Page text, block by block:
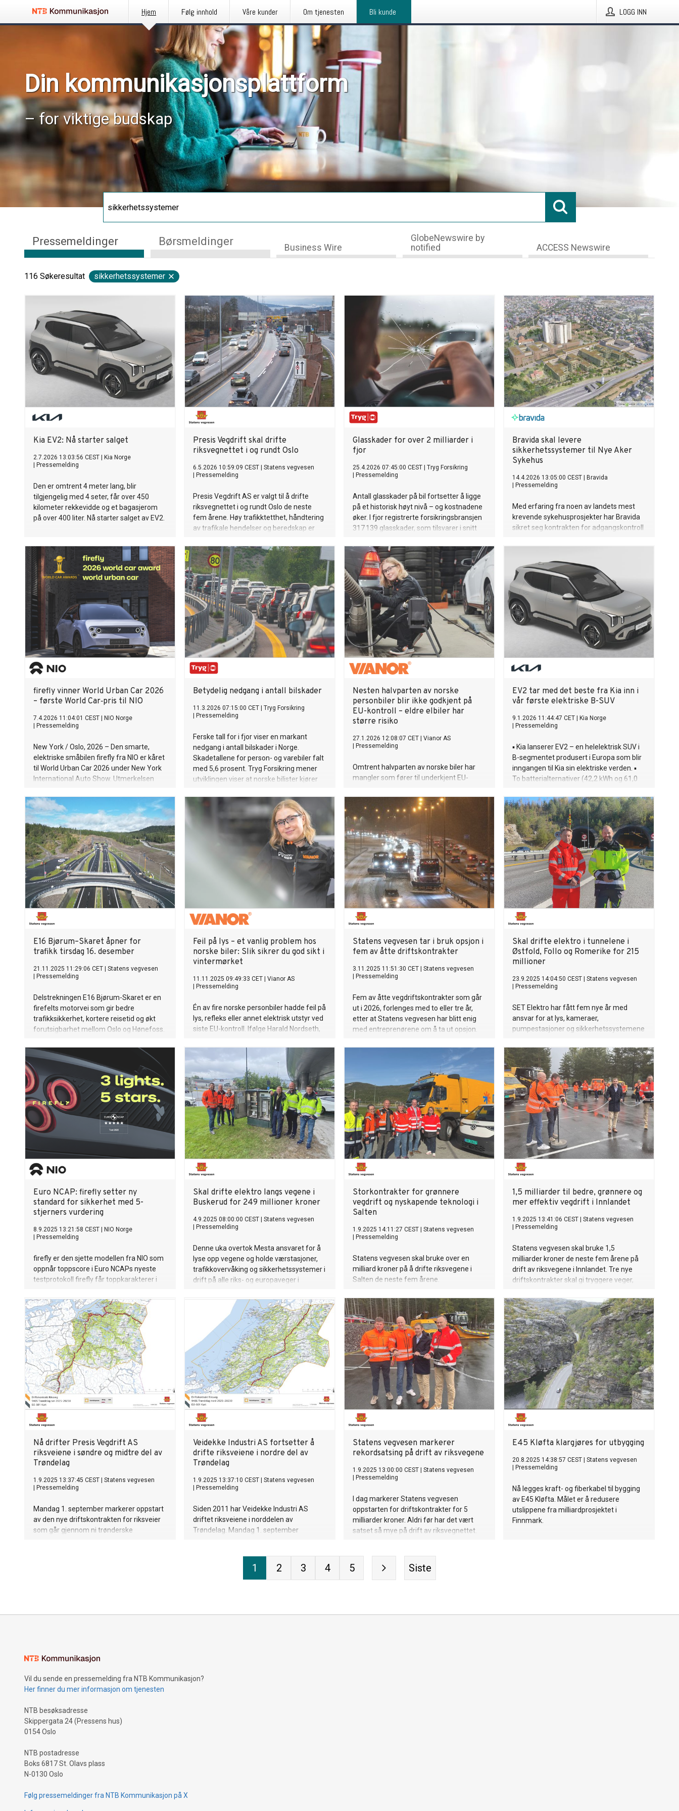
Hjem Følg innhold Våre kunder Om tjenesten Bli kunde LOGG INN
Din kommunikasjonsplattform
– for viktige budskap
Pressemeldinger Børsmeldinger Business Wire
GlobeNewswire by
notified
ACCESS Newswire
116 Søkeresultat sikkerhetssystemer
Kia EV2: Nå starter salget
2.7.2026 13:03:56 CEST
Kia Norge
Pressemelding
Den er omtrent 4 meter lang, blir
tilgjengelig med 4 seter, får over 450
kilometer rekkevidde og et bagasjerom
på over 400 liter. Nå starter salget av EV2.
Presis Vegdrift skal drifte
riksvegnettet i og rundt Oslo
6.5.2026 10:59:09 CEST
Statens vegvesen
Pressemelding
Presis Vegdrift AS er valgt til å drifte
riksvegnettet i og rundt Oslo de neste
fem årene. Høy trafikktetthet, håndtering
av trafikale hendelser og beredskap er
hovedstadsområdet.
Glasskader for over 2 milliarder i
fjor
25.4.2026 07:45:00 CEST
Tryg Forsikring
Pressemelding
Antall glasskader på bil fortsetter å ligge
på et historisk høyt nivå – og kostnadene
øker. I fjor registrerte forsikringsbransjen
317 139 glasskader, som tilsvarer i snitt
høysesong for glasskader, med småstein
og grus i veibanen.
Bravida skal levere
sikkerhetssystemer til Nye Aker
Sykehus
14.4.2026 13:05:00 CEST
Bravida
Pressemelding
Med erfaring fra noen av landets mest
krevende sykehusprosjekter har Bravida
sikret seg kontrakten for adgangskontroll
Sykehus. Avtalen er inngått med Helse
Sør-Øst RHF og har en verdi på 93,4
millioner kroner.
firefly vinner World Urban Car 2026
– første World Car‑pris til NIO
7.4.2026 11:04:01 CEST
NIO Norge
Pressemelding
New York / Oslo, 2026 – Den smarte,
elektriske småbilen firefly fra NIO er kåret
til World Urban Car 2026 under New York
International Auto Show. Utmerkelsen
bilindustriens mest prestisjetunge og
innflytelsesrike priser. Dette er første
gang både NIO og firefly mottar en World
Car‑pris.
Betydelig nedgang i antall bilskader
11.3.2026 07:15:00 CET
Tryg Forsikring
Pressemelding
Ferske tall for i fjor viser en markant
nedgang i antall bilskader i Norge.
Skadetallene for person- og varebiler falt
med 5,6 prosent. Tryg Forsikring mener
utviklingen viser at norske bilister kjører
Nesten halvparten av norske
personbiler blir ikke godkjent på
EU-kontroll – eldre elbiler har
større risiko
27.1.2026 12:08:07 CET
Vianor AS
Pressemelding
Omtrent halvparten av norske biler har
mangler som fører til underkjent EU-
bremsesystemet. Dette kommer frem av
Statens Vegvesens kontrollstatistikk for
2025. Harald Nordseth, bilservicesjef i
Vianor, peker på for lite fysisk bruk av
bremsene og mangelfullt vedlikehold
som sentrale årsaker – særlig hos elbiler.
EV2 tar med det beste fra Kia inn i
vår første elektriske B-SUV
9.1.2026 11:44:47 CET
Kia Norge
Pressemelding
▪ Kia lanserer EV2 – en helelektrisk SUV i
B-segmentet produsert i Europa som blir
inngangen til Kia sin elektriske verden. ▪
To batterialternativer (42,2 kWh og 61,0
rekkevidde på opptil henholdsvis 317 og
448 kilometer (WLTP) ▪ EV2 kombinerer
toppmoderne teknologi med smarte
sikkerhetssystemer og avanserte
tilkoblingsløsninger ▪ Avansert
infotainmentsystem med trippelskjerm,
OTA-oppdateringer og Kia Upgrades
tilgjengelig ▪ Kompakte ytre mål gir likevel
et romslig og fleksibelt interiør med
skyvbare og regulerbare bakseter og
bagasjerom på opptil 403 liter ▪ Allsidig
design gjør EV2 egnet som familiens
hovedbil og gjør elektrisk mobilitet
tilgjengelig for flere.
E16 Bjørum–Skaret åpner for
trafikk tirsdag 16. desember
21.11.2025 11:29:06 CET
Statens vegvesen
Pressemelding
Delstrekningen E16 Bjørum-Skaret er en
firefelts motorvei som gir bedre
trafikksikkerhet, kortere reisetid og økt
forutsigbarhet mellom Oslo og Hønefoss.
Feil på lys – et vanlig problem hos
norske biler: Slik sikrer du god sikt i
vintermørket
11.11.2025 09:49:33 CET
Vianor AS
Pressemelding
Én av fire norske personbiler hadde feil på
lys, refleks eller annet elektrisk utstyr ved
siste EU-kontroll. Ifølge Harald Nordseth,
bilførere dårlig sikt fordi de stoler for mye
på bilens automatiske lyssystemer.
Statens vegvesen tar i bruk opsjon i
fem av åtte driftskontrakter
3.11.2025 11:51:30 CET
Statens vegvesen
Pressemelding
Fem av åtte vegdriftskontrakter som går
ut i 2026, forlenges med to eller tre år,
etter at Statens vegvesen har blitt enig
med entreprenørene om å ta ut opsjon.
Skal drifte elektro i tunnelene i
Østfold, Follo og Romerike for 215
millioner
23.9.2025 14:04:50 CEST
Statens vegvesen
Pressemelding
SET Elektro har fått fem nye år med
ansvar for at lys, kameraer,
pumpestasjoner og sikkerhetssystemene
Østfold og deler av Akershus.
Euro NCAP: firefly setter ny
standard for sikkerhet med 5-
stjerners vurdering
8.9.2025 13:21:58 CEST
NIO Norge
Pressemelding
firefly er den sjette modellen fra NIO som
oppnår toppscore i Euro NCAPs nyeste
testprotokoll firefly får toppkarakterer i
kollisjonstester: Euro NCAP, C-NCAP og C-
IASI Imponerer med avansert
sikkerhetsteknologi og høyeste
poengsum for voksenbeskyttelse siden
2024 firefly er nå tilgjengelig i Norge og
Nederland – flere europeiske markeder
følger i 2026
Skal drifte elektro langs vegene i
Buskerud for 249 millioner kroner
4.9.2025 08:00:00 CEST
Statens vegvesen
Pressemelding
Denne uka overtok Mesta ansvaret for å
lyse opp vegene og holde værstasjoner,
trafikkovervåking og sikkerhetssystemer i
drift på alle riks- og europaveger i
Storkontrakter for grønnere
vegdrift og nyskapende teknologi i
Salten
1.9.2025 14:11:27 CEST
Statens vegvesen
Pressemelding
Statens vegvesen skal bruke over en
milliard kroner på å drifte riksvegene i
Salten de neste fem årene.
1,5 milliarder til bedre, grønnere og
mer effektiv vegdrift i Innlandet
1.9.2025 13:41:06 CEST
Statens vegvesen
Pressemelding
Statens vegvesen skal bruke 1,5
milliarder kroner de neste fem årene på
drift av riksvegene i Innlandet. Tre nye
driftskontrakter skal gi tryggere veger,
samarbeid med lokale aktører.
Oppstarten av kontraktene ble markret
på Norsk vegmuseum 1. september.
Nå drifter Presis Vegdrift AS
riksveiene i søndre og midtre del av
Trøndelag
1.9.2025 13:37:45 CEST
Statens vegvesen
Pressemelding
Mandag 1. september markerer oppstart
av den nye driftskontrakten for riksveier
som går gjennom ni trønderske
Veidekke Industri AS fortsetter å
drifte riksveiene i nordre del av
Trøndelag
1.9.2025 13:37:10 CEST
Statens vegvesen
Pressemelding
Siden 2011 har Veidekke Industri AS
driftet riksveiene i norddelen av
Trøndelag. Mandag 1. september
Statens vegvesen markerer
rekordsatsing på drift av riksvegene
1.9.2025 13:00:00 CEST
Statens vegvesen
Pressemelding
I dag markerer Statens vegvesen
oppstarten for driftskontrakter for 5
milliarder kroner. Aldri før har det vært
satset så mye på drift av riksvegnettet.
E45 Kløfta klargjøres for utbygging
20.8.2025 14:38:57 CEST
Statens vegvesen
Pressemelding
Nå legges kraft- og fiberkabel til bygging
av E45 Kløfta. Målet er å redusere
utslippene fra milliardprosjektet i
Finnmark.
1 2 3 4 5 Siste
Vil du sende en pressemelding fra NTB Kommunikasjon?
Her finner du mer informasjon om tjenesten
NTB besøksadresse
Skippergata 24 (Pressens hus)
0154 Oslo
NTB postadresse
Boks 6817 St. Olavs plass
N-0130 Oslo
Følg pressemeldinger fra NTB Kommunikasjon på X